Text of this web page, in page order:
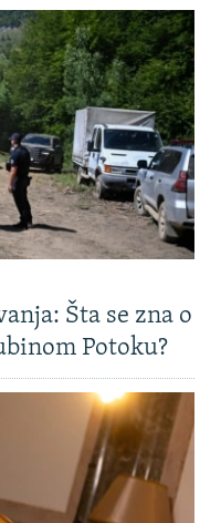
Šta se zna o
Potoku?